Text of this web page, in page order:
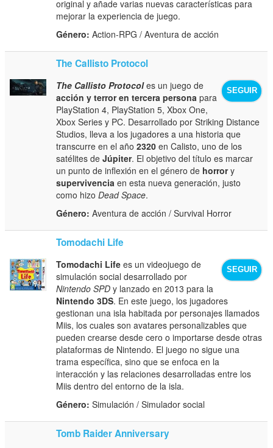
original y añade varias nuevas características para
mejorar la experiencia de juego.
Género: Action-RPG / Aventura de acción
The Callisto Protocol
SEGUIR
The Callisto Protocoles un juego de
acción y terror en tercera persona para
PlayStation 4, PlayStation 5, Xbox One,
Xbox Series y PC. Desarrollado por Striking Distance
Studios, lleva a los jugadores a una historia que
transcurre en el año2320 en Calisto, uno de los
satélites deJúpiter. El objetivo del título es marcar
un punto de inflexión en el género de horrory
supervivencia en esta nueva generación, justo
como hizoDead Space.
Género: Aventura de acción / Survival Horror
Tomodachi Life
SEGUIR
Tomodachi Life es un videojuego de
simulación social desarrollado por
Nintendo SPD y lanzado en 2013 para la
Nintendo 3DS. En este juego, los jugadores
gestionan una isla habitada por personajes llamados
Miis, los cuales son avatares personalizables que
pueden crearse desde cero o importarse desde otras
plataformas de Nintendo. El juego no sigue una
trama específica, sino que se enfoca en la
interacción y las relaciones desarrolladas entre los
Miis dentro del entorno de la isla.
Género: Simulación / Simulador social
Tomb Raider Anniversary